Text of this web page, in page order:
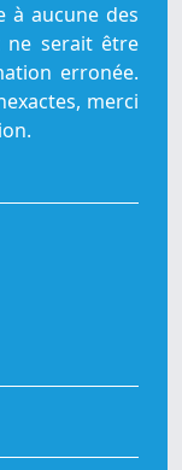
à aucune des
ne serait être
erronée.
merci